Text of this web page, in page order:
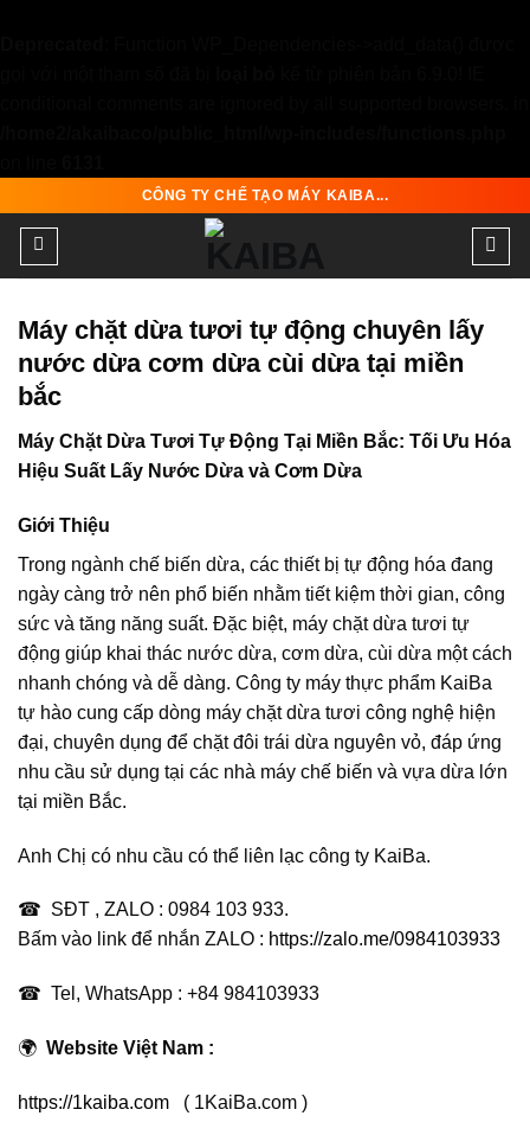
content
CÔNG TY CHẾ TẠO MÁY KAIBA...
Máy chặt dừa tươi tự động chuyên lấy
nước dừa cơm dừa cùi dừa tại miền
bắc
Máy Chặt Dừa Tươi Tự Động Tại Miền Bắc: Tối Ưu Hóa
Hiệu Suất Lấy Nước Dừa và Cơm Dừa
Giới Thiệu
Trong ngành chế biến dừa, các thiết bị tự động hóa đang
ngày càng trở nên phổ biến nhằm tiết kiệm thời gian, công
sức và tăng năng suất. Đặc biệt, máy chặt dừa tươi tự
động giúp khai thác nước dừa, cơm dừa, cùi dừa một cách
nhanh chóng và dễ dàng. Công ty máy thực phẩm KaiBa
tự hào cung cấp dòng máy chặt dừa tươi công nghệ hiện
đại, chuyên dụng để chặt đôi trái dừa nguyên vỏ, đáp ứng
nhu cầu sử dụng tại các nhà máy chế biến và vựa dừa lớn
tại miền Bắc.
Anh Chị có nhu cầu có thể liên lạc công ty KaiBa.
☎ SĐT , ZALO : 0984 103 933.
Bấm vào link để nhắn ZALO : https://zalo.me/0984103933
☎ Tel, WhatsApp : +84 984103933
🌍 Website Việt Nam :
https://1kaiba.com ( 1KaiBa.com )